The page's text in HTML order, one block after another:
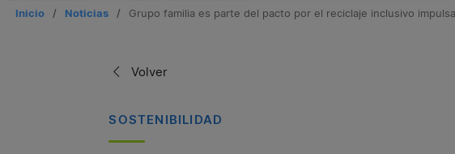
Inicio / Noticias / Grupo familia es parte del pacto por el reciclaje inclusivo
Volver
SOSTENIBILIDAD